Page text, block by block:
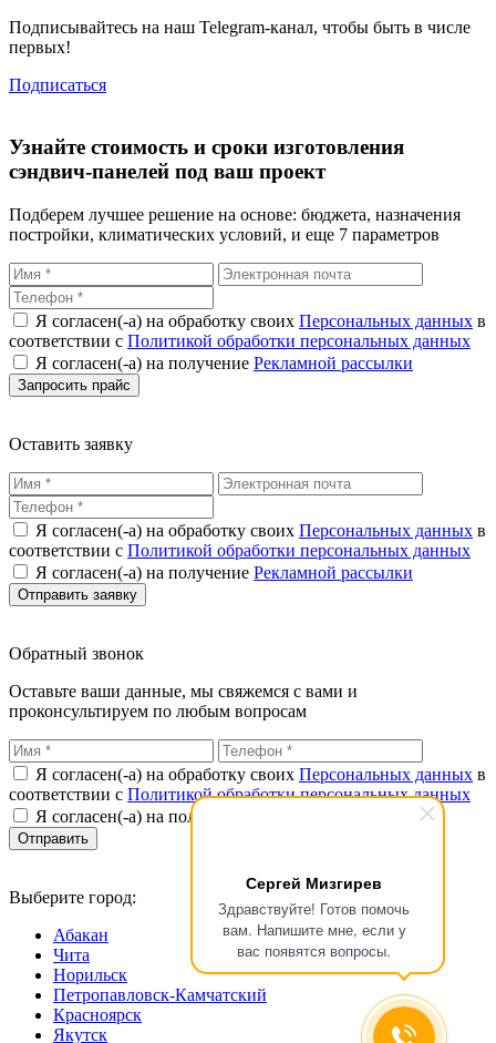
Сергей Мизгирев
Здравствуйте! Готов помочь
вам. Напишите мне, если у
вас появятся вопросы.
Подписывайтесь на наш Telegram-канал, чтобы быть в числе
первых!
Подписаться
Узнайте стоимость и сроки изготовления
сэндвич-панелей под ваш проект
Подберем лучшее решение на основе: бюджета, назначения
постройки, климатических условий, и еще 7 параметров
Я согласен(-а) на обработку своих Персональных данных в
соответствии с Политикой обработки персональных данных
Я согласен(-а) на получение Рекламной рассылки
Оставить заявку
Я согласен(-а) на обработку своих Персональных данных в
соответствии с Политикой обработки персональных данных
Я согласен(-а) на получение Рекламной рассылки
Обратный звонок
Оставьте ваши данные, мы свяжемся с вами и
проконсультируем по любым вопросам
Я согласен(-а) на обработку своих Персональных данных в
соответствии с Политикой обработки персональных данных
Я согласен(-а) на получение
Выберите город:
Абакан
Чита
Норильск
Петропавловск-Камчатский
Красноярск
Якутск